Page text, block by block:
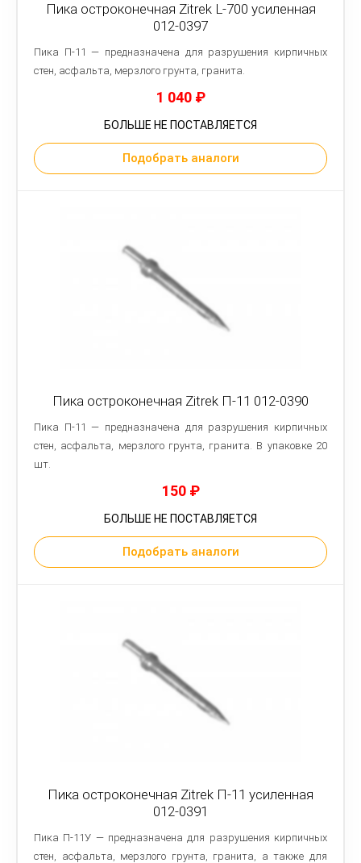
Пика остроконечная Zitrek L-700 усиленная
012-0397
Пика П-11 — предназначена для разрушения кирпичных
стен, асфальта, мерзлого грунта, гранита.
1 040 ₽
БОЛЬШЕ НЕ ПОСТАВЛЯЕТСЯ
Подобрать аналоги
Пика остроконечная Zitrek П-11 012-0390
Пика П-11 — предназначена для разрушения кирпичных
стен, асфальта, мерзлого грунта, гранита. В упаковке 20
шт.
150 ₽
БОЛЬШЕ НЕ ПОСТАВЛЯЕТСЯ
Подобрать аналоги
Пика остроконечная Zitrek П-11 усиленная
012-0391
Пика П-11У — предназначена для разрушения кирпичных
стен, асфальта, мерзлого грунта, гранита, а также для